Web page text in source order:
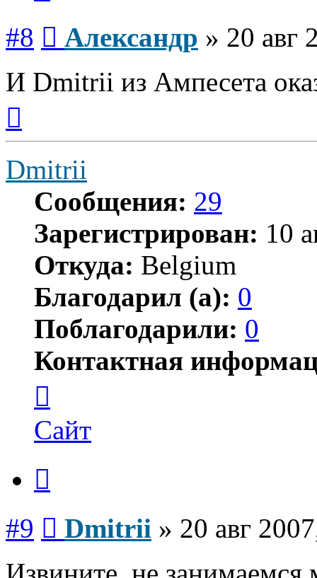
#8 Александр » 20 авг
И Dmitrii из Ампесета
началу
Dmitrii
Сообщения: 29
Зарегистрирован: 10
Откуда: Belgium
Благодарил (а): 0
Поблагодарили: 0
Контактная
пользователя
Dmitrii
Сайт
#9 Dmitrii » 20 авг